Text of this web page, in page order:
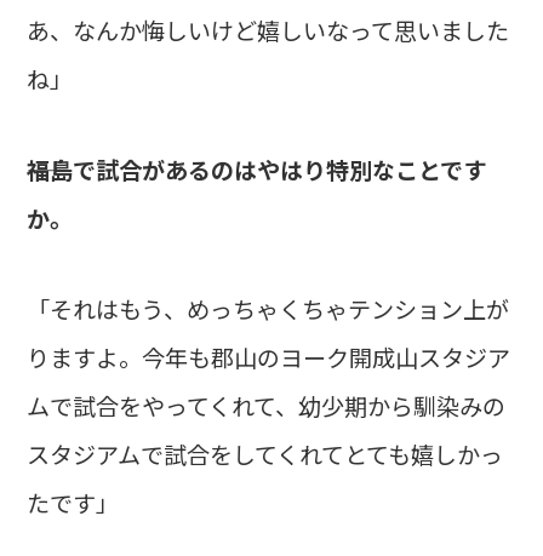
あ、なんか悔しいけど嬉しいなって思いました
ね」
――福島で試合があるのはやはり特別なことです
か。
「それはもう、めっちゃくちゃテンション上が
りますよ。今年も郡山のヨーク開成山スタジア
ムで試合をやってくれて、幼少期から馴染みの
スタジアムで試合をしてくれてとても嬉しかっ
たです」